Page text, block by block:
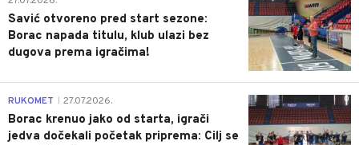
Savić otvoreno pred start sezone:
Borac napada titulu, klub ulazi bez
dugova prema igračima!
0
RUKOMET 27.07.2026.
Borac krenuo jako od starta, igrači
jedva dočekali početak priprema: Cilj se